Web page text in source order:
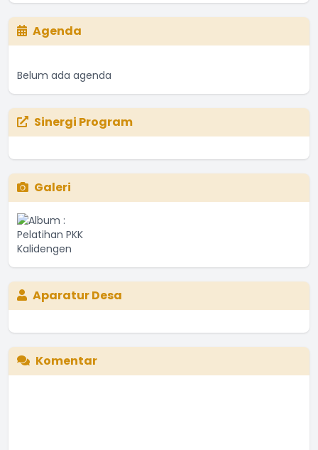
Agenda
Belum ada agenda
Sinergi Program
Galeri
Aparatur Desa
Komentar